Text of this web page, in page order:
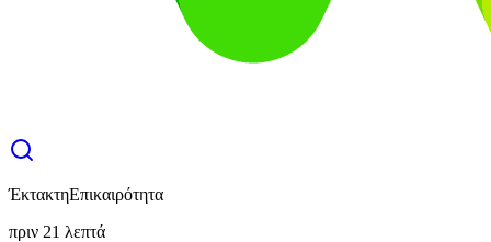
ΈκτακτηΕπικαιρότητα
πριν 21 λεπτά